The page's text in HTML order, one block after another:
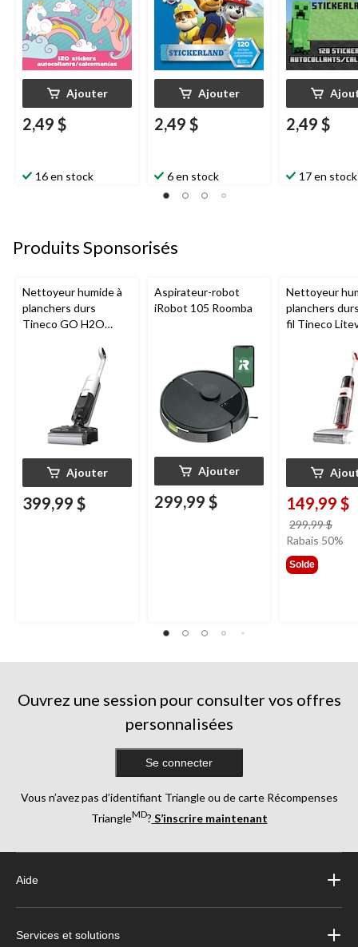
multicolore, 6 feuilles,
paq. 120
Ajouter
2,49 $
16 en stock
pour
bricolage/cadeaux-
surprises
d'anniversaire
Ajouter
2,49 $
6 en stock
Stickerland,
multicolore, 6
paq. 120
2,49 $
17 en stock
Produits Sponsorisés
Nettoyeur humide à
planchers durs
Tineco GO H2O
Ajouter
399,99 $
Aspirateur-robot
iRobot 105 Roomba
Ajouter
299,99 $
Nettoyeur
planchers
fil Tineco
149,99 $
299,99 $
était
Rabais 50%
Solde
Ouvrez une session pour consulter vos offres
personnalisées
Se connecter
Vous n’avez pas d’identifiant Triangle ou de carte Récompenses
TriangleMD? S’inscrire maintenant
Aide
Services et solutions